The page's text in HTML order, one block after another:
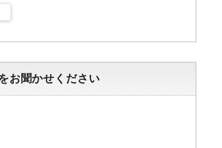
お聞かせください